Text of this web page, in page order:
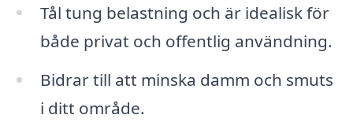
Tål tung belastning och är idealisk för
både privat och offentlig användning.
Bidrar till att minska damm och smuts
i ditt område.